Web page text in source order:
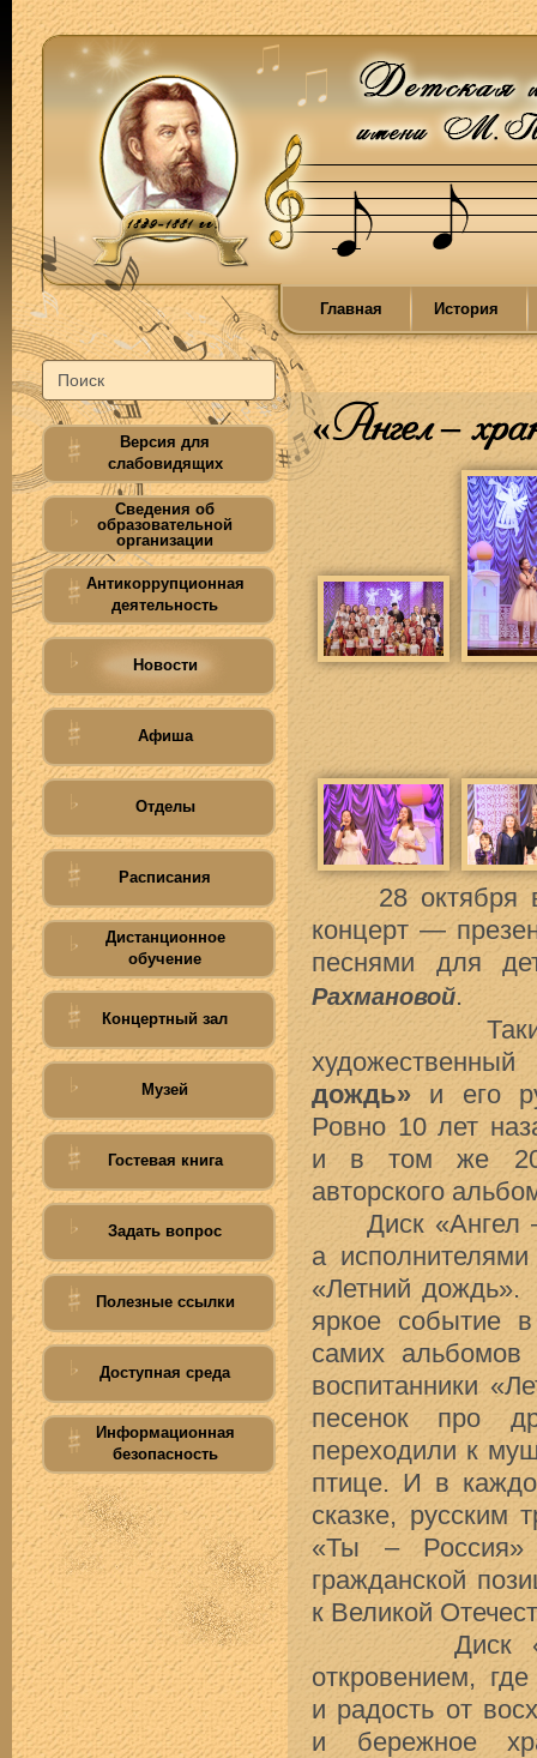
Главная История
Версия для
слабовидящих
Сведения об
образовательной
организации
Антикоррупционная
деятельность
Новости
Афиша
Отделы
Расписания
Дистанционное
обучение
Концертный зал
Музей
Гостевая книга
Задать вопрос
Полезные ссылки
Доступная среда
Информационная
безопасность
«Ангел –
28 октября в
концерт —
песнями для
Рахмановой.
Таким
дождь» и его
Ровно 10 лет
и в том же
авторского
Диск «Ангел –
а
«Летний
яркое событие
самих
воспитанники
песенок про
переходили к
птице. И в
сказке, русским
«Ты – Россия»
гражданской
к Великой
Диск «Ангел
откровением,
и радость от
и бережное